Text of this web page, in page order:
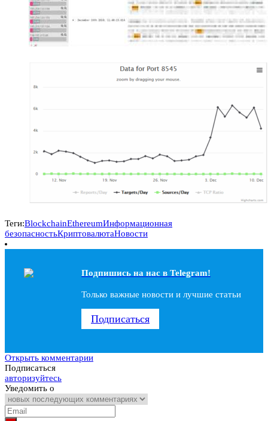
Теги:BlockchainEthereumИнформационная
безопасностьКриптовалютаНовости
Подпишись на наc в Telegram!
Только важные новости и лучшие статьи
Подписаться
Открыть комментарии
Подписаться
авторизуйтесь
Уведомить о